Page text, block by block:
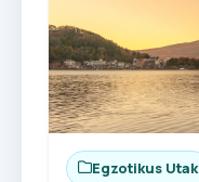
Egzotikus Utak